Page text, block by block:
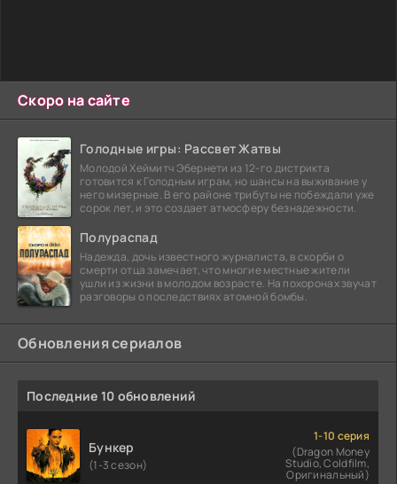
Скоро на сайте
Голодные игры: Рассвет Жатвы
Молодой Хеймитч Эбернети из 12-го дистрикта
готовится к Голодным играм, но шансы на выживание у
него мизерные. В его районе трибуты не побеждали уже
сорок лет, и это создает атмосферу безнадежности.
Полураспад
Надежда, дочь известного журналиста, в скорби о
смерти отца замечает, что многие местные жители
ушли из жизни в молодом возрасте. На похоронах звучат
разговоры о последствиях атомной бомбы.
Обновления сериалов
Последние 10 обновлений
Бункер
(1-3 сезон)
1-10 серия
(Dragon Money
Studio, Coldfilm,
Оригинальный)